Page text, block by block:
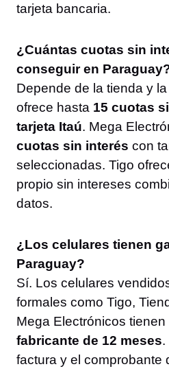
tarjeta bancaria.
¿Cuántas cuotas sin
conseguir en
Depende de la tienda y
ofrece hasta 15 cuotas
tarjeta Itaú. Mega
cuotas sin interés con
seleccionadas. Tigo
propio sin intereses
datos.
¿Los celulares tienen
Paraguay?
Sí. Los celulares
formales como Tigo,
Mega Electrónicos tienen
fabricante de 12 meses.
factura y el comprobante